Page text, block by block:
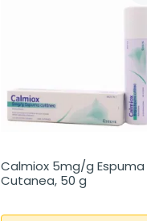
Calmiox 5mg/g Espuma
Cutanea, 50 g